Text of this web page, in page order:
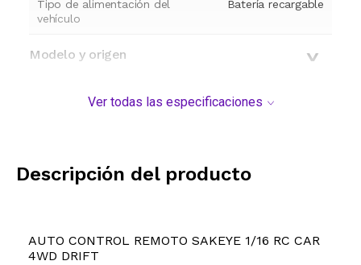
Tipo de alimentación del
vehículo
Batería recargable
Modelo y origen
Ver todas las especificaciones
Descripción del producto
AUTO CONTROL REMOTO SAKEYE 1/16 RC CAR
4WD DRIFT